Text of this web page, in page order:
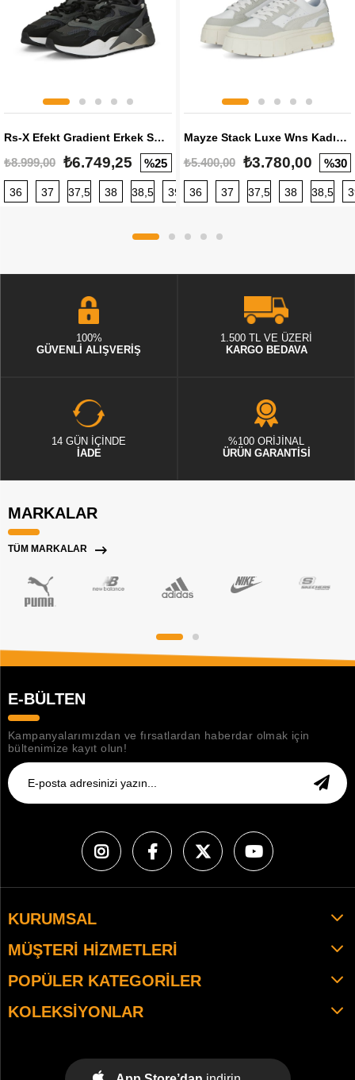
Rs-X Efekt Gradient Erkek Sneaker
₺8.999,00 ₺6.749,25 %25
36 37 37,5 38 38,5 39 40 40,5 41 42 42,5
Mayze Stack Luxe Wns Kadın Sneaker
₺5.400,00 ₺3.780,00 %30
36 37 37,5 38 38,5
100%
GÜVENLİ ALIŞVERİŞ
1.500 TL VE ÜZERİ
KARGO BEDAVA
14 GÜN İÇİNDE
İADE
%100 ORİJİNAL
ÜRÜN GARANTİSİ
MARKALAR
TÜM MARKALAR
E-BÜLTEN
Kampanyalarımızdan ve fırsatlardan haberdar olmak için
bültenimize kayıt olun!
KURUMSAL
MÜŞTERI HIZMETLERI
POPÜLER KATEGORILER
KOLEKSIYONLAR